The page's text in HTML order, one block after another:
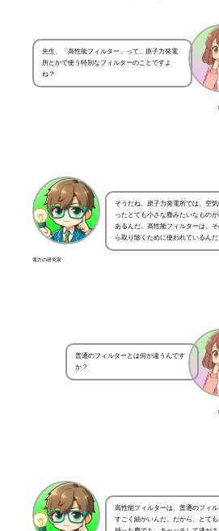
先生、「高性能フィルター」って、原子力発電
所とかで使う特別なフィルターのことですよ
ね？
電力の研究家
そうだね。原子力発電所では、空
ったとても小さな塵みたいなもの
あるんだ。高性能フィルターは、
ら取り除くために使われているんだ
普通のフィルターとは何が違うんです
か？
高性能フィルターは、普通のフィ
すごく細かいんだ。だから、とて